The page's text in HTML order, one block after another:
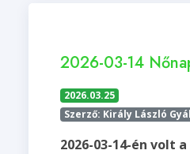
2026-03-14
2026.03.25
Szerző: Király László
2026-03-14-én volt